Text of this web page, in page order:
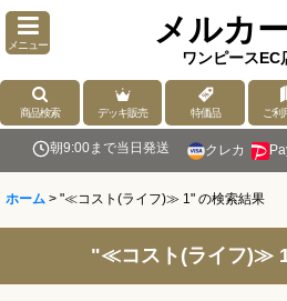
メニュー メルカ
ワンピースEC
商品検索 デッキ販売 特価品 ご利
朝9:00まで当日発送 クレカ
ホーム > "≪コスト(ライフ)≫ 1" の検索結果
"≪コスト(ライフ)≫